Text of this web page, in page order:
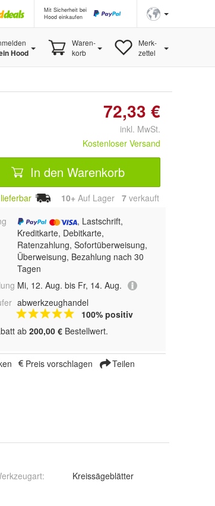
Mit Sicherheit bei
Hood einkaufen
Hood
Waren-
korb
Merk-
zettel
72,33 €
inkl. MwSt.
Kostenloser Versand
In den Warenkorb
10+ Auf Lager 7 verkauft
, Lastschrift,
Kreditkarte, Debitkarte,
Ratenzahlung, Sofortüberweisung,
Überweisung, Bezahlung nach 30
Tagen
Mi, 12. Aug. bis Fr, 14. Aug.
abwerkzeughandel
100% positiv
ab 200,00 € Bestellwert.
Preis vorschlagen Teilen
: Kreissägeblätter